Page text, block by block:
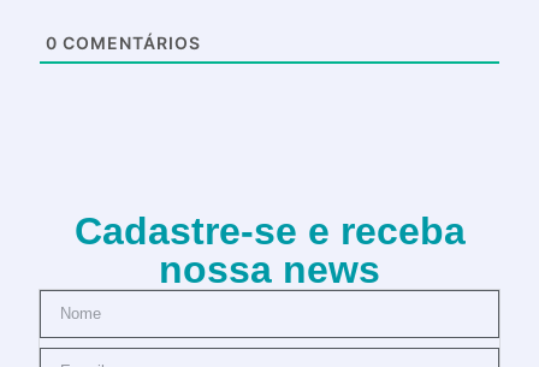
0 COMENTÁRIOS
Cadastre-se e receba
nossa news